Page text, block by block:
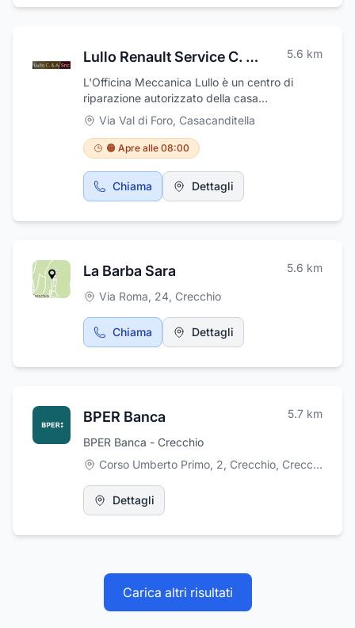
telecomunicazioni in rame e fibre ottiche, ed
della progettazione, costruzione e
di trasformazione e sezionamento e molto
altro.
Lullo Renault Service C. & A. 5.6 km
L'Officina Meccanica Lullo è un centro di
riparazione autorizzato della casa
automobilistica Renault. Opera, con
esperienza, dedicandosi con passione e
dedizione ad una clientela tanto vasta quanto
fidelizzata. Dall’esperienza maturata negli
anni, l'attività è attrezzata appositamente con
tutte le strumentazioni necessarie per
trovarci e sarete sicuramente soddisfatti.
Via Val di Foro, Casacanditella
🟠 Apre alle 08:00
Chiama Dettagli
La Barba Sara 5.6 km
Via Roma, 24, Crecchio
Chiama Dettagli
BPER Banca 5.7 km
BPER Banca - Crecchio
Corso Umberto Primo, 2, Crecchio, Crecchio
Dettagli
Carica altri risultati